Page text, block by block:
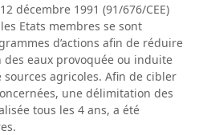
décembre 1991 (91/676/CEE)
Etats membres se sont
d’actions afin de réduire
eaux provoquée ou induite
agricoles. Afin de cibler
une délimitation des
tous les 4 ans, a été